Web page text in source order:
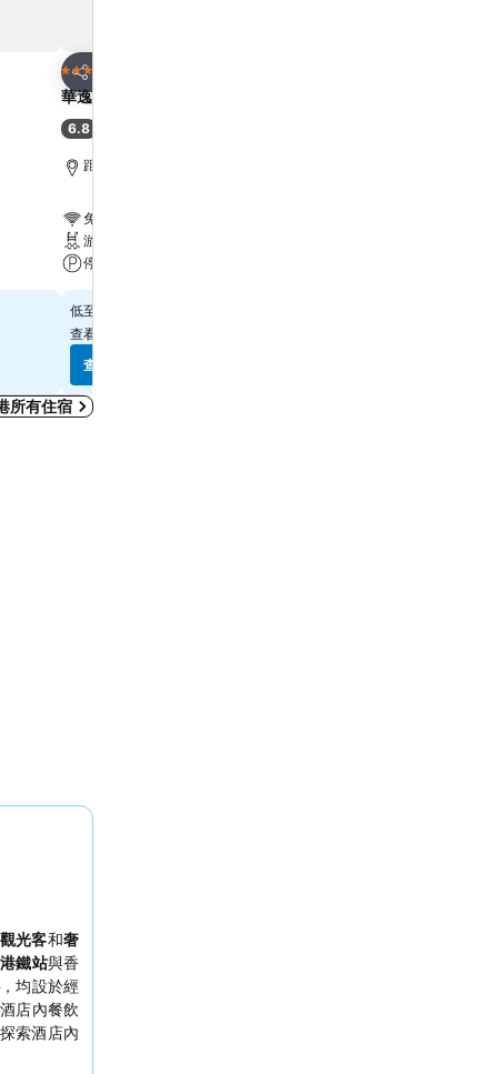
分享
3 星級
華逸酒店
6.8
距離Grand Tower 6.7 公里
免費 Wi-Fi
游泳池
停車場
低至
查看
查看價格
所有住宿
觀光客和奢
鐵站與香
，均設於經
店內餐飲
索酒店內